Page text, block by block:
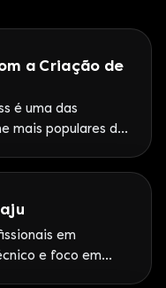
a Criação de
é uma das
mais populares da
uma comunidade de
já chegou
pelo seu
em
e foco em